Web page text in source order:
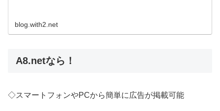
blog.with2.net
A8.netなら！
◇スマートフォンやPCから簡単に広告が掲載可能